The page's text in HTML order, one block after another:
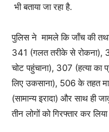
भी बताया जा रहा है.
पुलिस ने मामले कि जाँच की
341 (गलत तरीके से रोकना),
चोट पहुंचाना), 307 (हत्या
लिए उकसाना), 506 के तहत
(सामान्य इरादा) और साथ ही
तीन लोगों को गिरफ्तार कर